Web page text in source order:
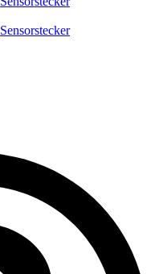
Sensorstecker